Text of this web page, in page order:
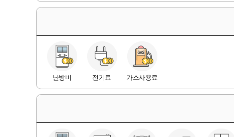
난방비 전기료 가스사용료